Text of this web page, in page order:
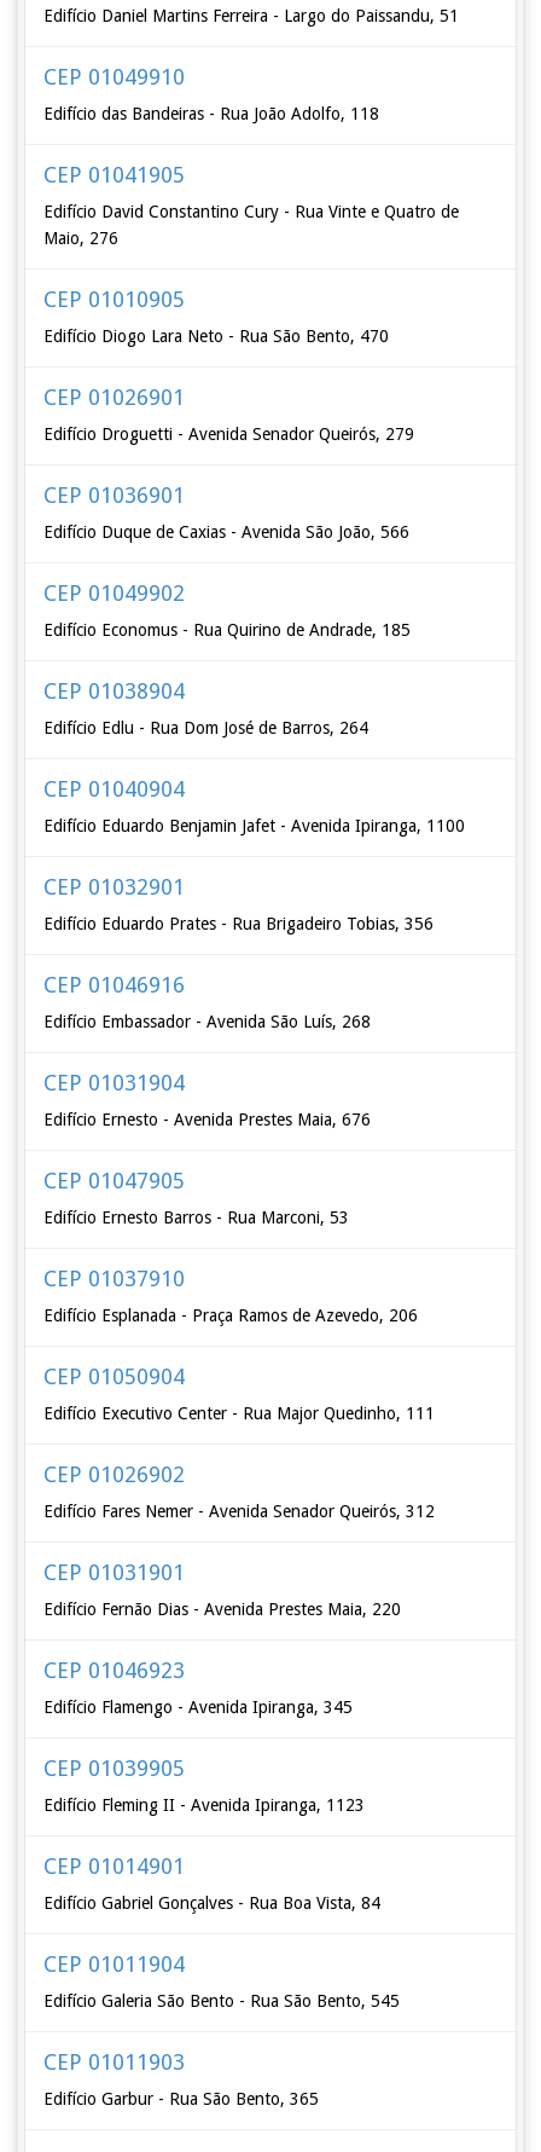
Edifício Daniel Martins Ferreira - Largo do Paissandu, 51
CEP 01049910
Edifício das Bandeiras - Rua João Adolfo, 118
CEP 01041905
Edifício David Constantino Cury - Rua Vinte e Quatro de
Maio, 276
CEP 01010905
Edifício Diogo Lara Neto - Rua São Bento, 470
CEP 01026901
Edifício Droguetti - Avenida Senador Queirós, 279
CEP 01036901
Edifício Duque de Caxias - Avenida São João, 566
CEP 01049902
Edifício Economus - Rua Quirino de Andrade, 185
CEP 01038904
Edifício Edlu - Rua Dom José de Barros, 264
CEP 01040904
Edifício Eduardo Benjamin Jafet - Avenida Ipiranga, 1100
CEP 01032901
Edifício Eduardo Prates - Rua Brigadeiro Tobias, 356
CEP 01046916
Edifício Embassador - Avenida São Luís, 268
CEP 01031904
Edifício Ernesto - Avenida Prestes Maia, 676
CEP 01047905
Edifício Ernesto Barros - Rua Marconi, 53
CEP 01037910
Edifício Esplanada - Praça Ramos de Azevedo, 206
CEP 01050904
Edifício Executivo Center - Rua Major Quedinho, 111
CEP 01026902
Edifício Fares Nemer - Avenida Senador Queirós, 312
CEP 01031901
Edifício Fernão Dias - Avenida Prestes Maia, 220
CEP 01046923
Edifício Flamengo - Avenida Ipiranga, 345
CEP 01039905
Edifício Fleming II - Avenida Ipiranga, 1123
CEP 01014901
Edifício Gabriel Gonçalves - Rua Boa Vista, 84
CEP 01011904
Edifício Galeria São Bento - Rua São Bento, 545
CEP 01011903
Edifício Garbur - Rua São Bento, 365